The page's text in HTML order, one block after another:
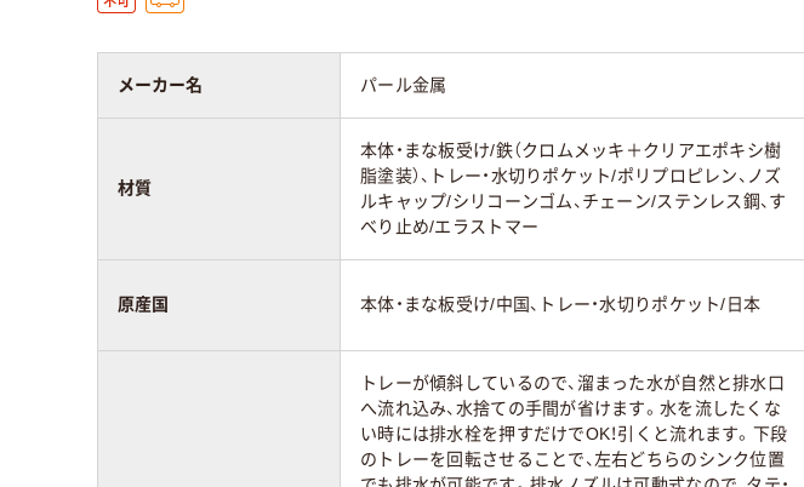
メーカー名 パール金属
材質
本体・まな板受け/鉄（クロムメッキ＋クリアエポキシ樹
脂塗装）、トレー・水切りポケット/ポリプロピレン、ノズ
ルキャップ/シリコーンゴム、チェーン/ステンレス鋼、す
べり止め/エラストマー
原産国 本体・まな板受け/中国、トレー・水切りポケット/日本
トレーが傾斜しているので、溜まった水が自然と排水口
へ流れ込み、水捨ての手間が省けます。水を流したくな
い時には排水栓を押すだけでOK！引くと流れます。下段
のトレーを回転させることで、左右どちらのシンク位置